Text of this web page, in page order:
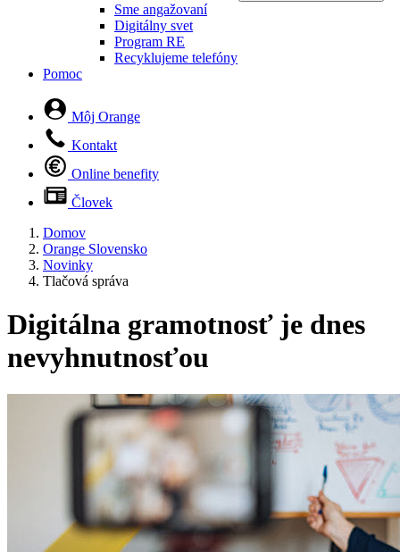
Sme angažovaní
Digitálny svet
Program RE
Recyklujeme telefóny
Pomoc
Môj Orange
Kontakt
Online benefity
Človek
Domov
Orange Slovensko
Novinky
Tlačová správa
Digitálna gramotnosť je dnes
nevyhnutnosťou